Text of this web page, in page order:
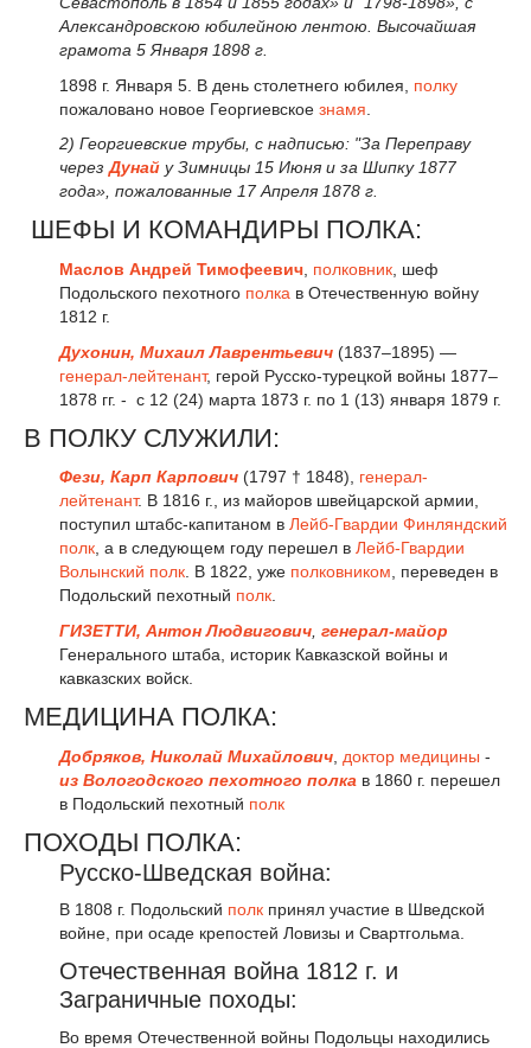
Александровскою юбилейною лентою. Высочайшая
грамота 5 Января 1898 г.
1898 г. Января 5. В день столетнего юбилея, полку
пожаловано новое Георгиевское знамя
2) Георгиевские трубы, с надписью: "За Переправу
черезДунай у Зимницы 15 Июня и за Шипку 1877
года», пожалованные 17 Апреля 1878 г.
ШЕФЫ И КОМАНДИРЫ ПОЛКА:
Маслов Андрей Тимофеевич полковник , шеф
Подольского пехотного полка в Отечественную войну
1812 г.
Духонин, Михаил Лаврентьевич (1837–1895) —
генерал-лейтенант, герой Русско-турецкой войны 1877–
1878 гг. - с 12 (24) марта 1873 г. по 1 (13) января 1879 г.
В ПОЛКУ СЛУЖИЛИ:
Фези, Карп Карпович (1797 † 1848), генерал-
лейтенант. В 1816 г., из майоров швейцарской армии,
поступил штабс-капитаном в Лейб-Гвардии Финляндский
полк, а в следующем году перешел в Лейб-Гвардии
Волынский полк. В 1822, уже полковником, переведен в
Подольский пехотный полк.
ГИЗЕТТИ, Антон Людвигович генерал-майор
Генерального штаба, историк Кавказской войны и
кавказских войск.
МЕДИЦИНА ПОЛКА:
Добряков, Николай Михайлович доктор медицины -
из Вологодского пехотного полка в 1860 г. перешел
в Подольский пехотный полк
ПОХОДЫ ПОЛКА:
Русско-Шведская война:
В 1808 г. Подольский полк принял участие в Шведской
войне, при осаде крепостей Ловизы и Свартгольма.
Отечественная война 1812 г. и
Заграничные походы:
Во время Отечественной войны Подольцы находились